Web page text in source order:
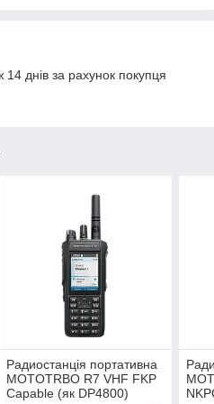
днів за рахунок покупця
Радиостанція портативна
MOTOTRBO R7 VHF FKP
Capable (як DP4800)